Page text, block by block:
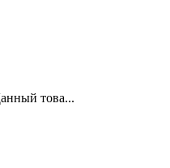
това...